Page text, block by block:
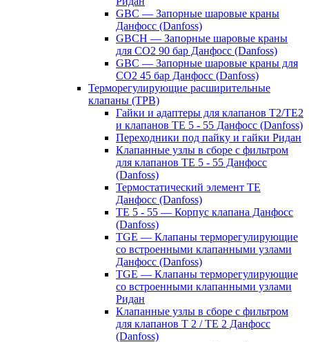
GBC — Запорные шаровые краны
Данфосс (Danfoss)
GBCH — Запорные шаровые краны
для CO2 90 бар Данфосс (Danfoss)
GBC — Запорные шаровые краны для
CO2 45 бар Данфосс (Danfoss)
Терморегулирующие расширительные
клапаны (ТРВ)
Гайки и адаптеры для клапанов T2/TE2
и клапанов TE 5 - 55 Данфосс (Danfoss)
Переходники под пайку и гайки Ридан
Клапанные узлы в сборе с фильтром
для клапанов TE 5 - 55 Данфосс
(Danfoss)
Термостатический элемент TE
Данфосс (Danfoss)
TE 5 - 55 — Корпус клапана Данфосс
(Danfoss)
TGE — Клапаны терморегулирующие
со встроенными клапанными узлами
Данфосс (Danfoss)
TGE — Клапаны терморегулирующие
со встроенными клапанными узлами
Ридан
Клапанные узлы в сборе с фильтром
для клапанов T 2 / TE 2 Данфосс
(Danfoss)